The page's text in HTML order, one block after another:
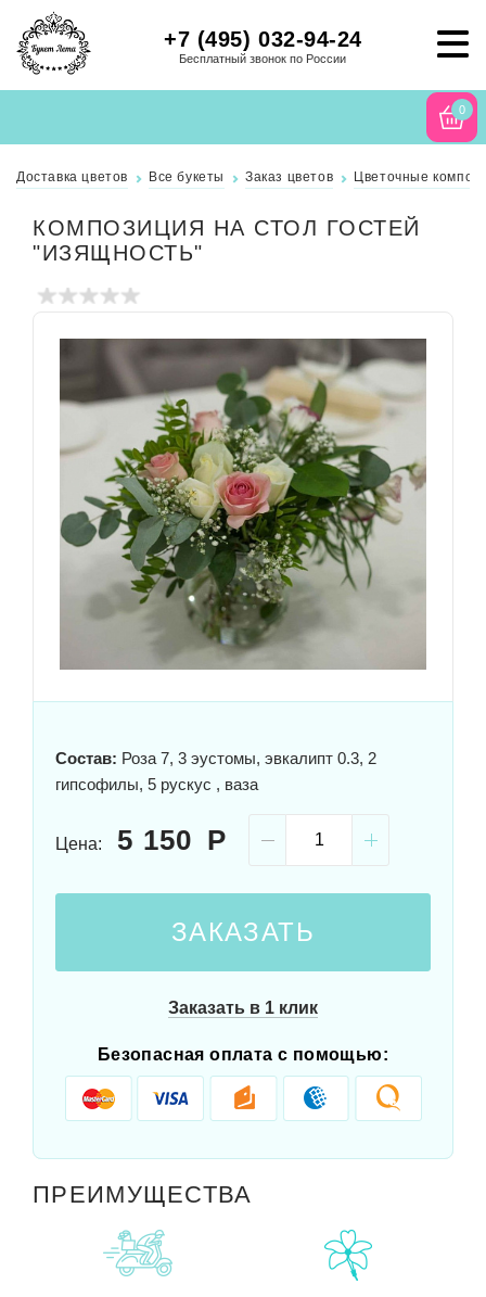
+7 (495) 032-94-24
Бесплатный звонок по России
0
Доставка цветов Все букеты Заказ цветов Цветочные
КОМПОЗИЦИЯ НА СТОЛ ГОСТЕЙ
"ИЗЯЩНОСТЬ"
Состав: Роза 7, 3 эустомы, эвкалипт 0.3, 2
гипсофилы, 5 рускус , ваза
Цена: 5 150
ЗАКАЗАТЬ
Заказать в 1 клик
Безопасная оплата с помощью:
ПРЕИМУЩЕСТВА